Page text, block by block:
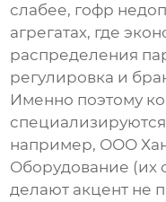
слабее, гофр
агрегатах, где
распределения
регулировка и
Именно поэтому
например, ООО
Оборудование (их
делают акцент не